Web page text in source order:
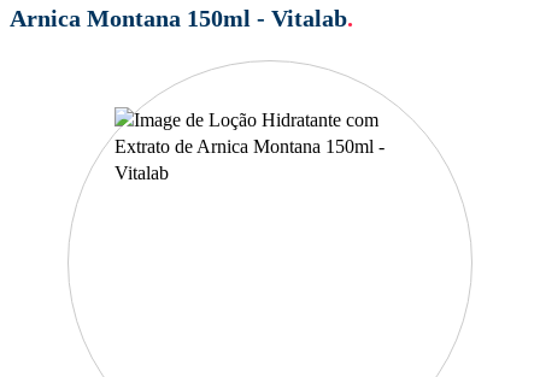
Arnica Montana 150ml - Vitalab.